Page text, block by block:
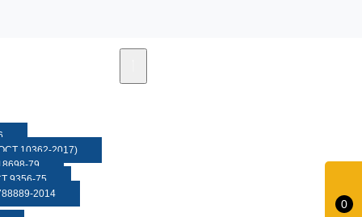
0
10362-2017)
79
9356-75
2014